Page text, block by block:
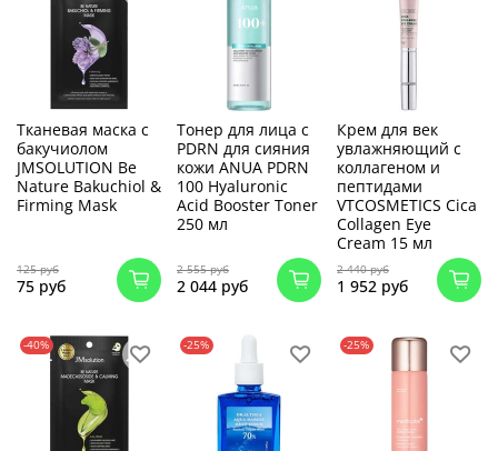
Тканевая маска с
бакучиолом
JMSOLUTION Be
Nature Bakuchiol &
Firming Mask
125 руб
75 руб
Тонер для лица с
PDRN для сияния
кожи ANUA PDRN
100 Hyaluronic
Acid Booster Toner
250 мл
2 555 руб
2 044 руб
Крем для век
увлажняющий с
коллагеном и
пептидами
VTCOSMETICS Cica
Collagen Eye
Cream 15 мл
2 440 руб
1 952 руб
-40% -25% -25%